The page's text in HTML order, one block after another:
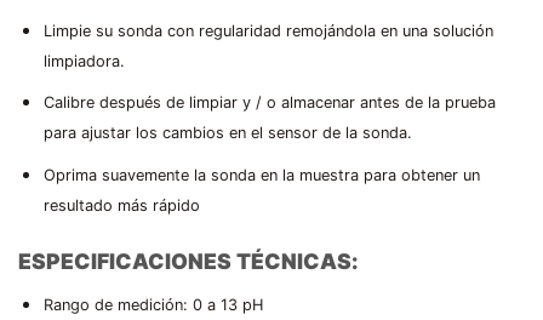
Limpie su sonda con regularidad remojándola en una solución
limpiadora.
Calibre después de limpiar y / o almacenar antes de la prueba
para ajustar los cambios en el sensor de la sonda.
Oprima suavemente la sonda en la muestra para obtener un
resultado más rápido
ESPECIFICACIONES TÉCNICAS:
Rango de medición: 0 a 13 pH